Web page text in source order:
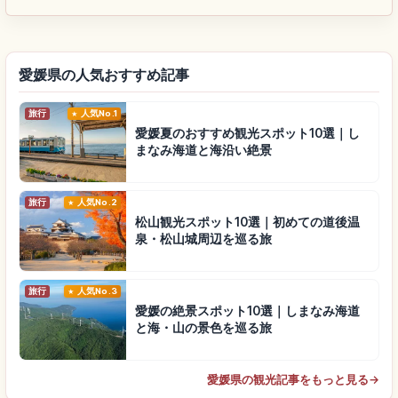
愛媛県の人気おすすめ記事
旅行 人気No.1
愛媛夏のおすすめ観光スポット10選｜し
まなみ海道と海沿い絶景
旅行 人気No.2
松山観光スポット10選｜初めての道後温
泉・松山城周辺を巡る旅
旅行 人気No.3
愛媛の絶景スポット10選｜しまなみ海道
と海・山の景色を巡る旅
愛媛県の観光記事をもっと見る→